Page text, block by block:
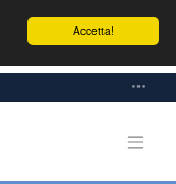
Accetta!